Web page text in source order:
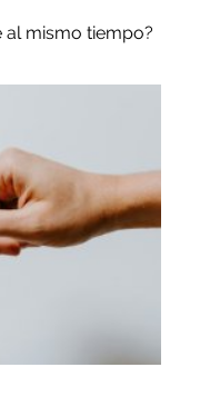
al mismo tiempo?